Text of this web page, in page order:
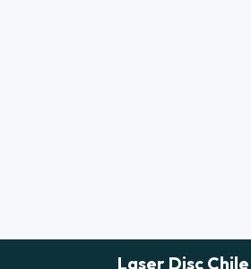
Laser Disc Chile